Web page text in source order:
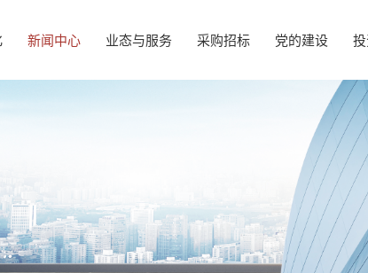
新闻中心 业态与服务 采购招标 党的建设